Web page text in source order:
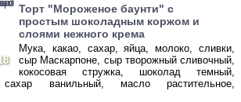
Торт "Мороженое баунти" с
простым шоколадным коржом и
слоями нежного крема
Мука, какао, сахар, яйца, молоко, сливки,
сыр Маскарпоне, сыр творожный сливочный,
кокосовая стружка, шоколад темный,
ванильный, масло растительное,